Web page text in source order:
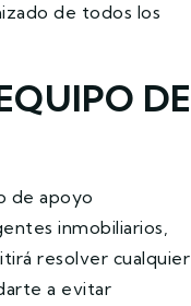
de todos los
DE
de apoyo
inmobiliarios,
resolver cualquier
a evitar